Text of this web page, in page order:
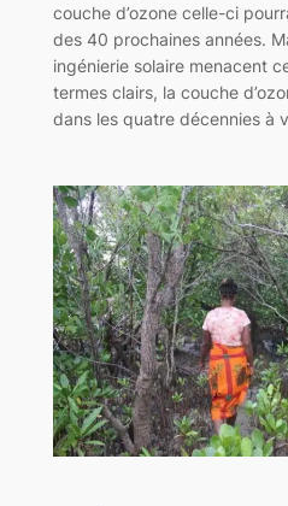
couche d’ozone celle-ci
des 40 prochaines années.
ingénierie solaire menacent
termes clairs, la couche
dans les quatre décennies à